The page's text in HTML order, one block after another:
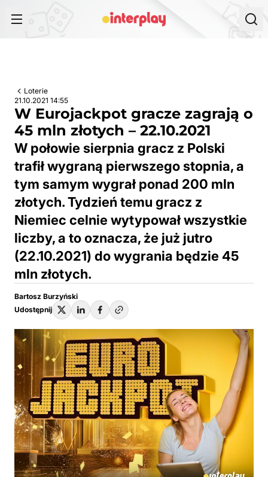
Loterie
21.10.2021 14:55
W Eurojackpot gracze zagrają o
45 mln złotych – 22.10.2021
W połowie sierpnia gracz z Polski
trafił wygraną pierwszego stopnia, a
tym samym wygrał ponad 200 mln
złotych. Tydzień temu gracz z
Niemiec celnie wytypował wszystkie
liczby, a to oznacza, że już jutro
(22.10.2021) do wygrania będzie 45
mln złotych.
Bartosz Burzyński
Udostępnij